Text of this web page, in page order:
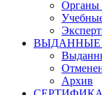
Органы
ВЫДАННЫЕ
Архив